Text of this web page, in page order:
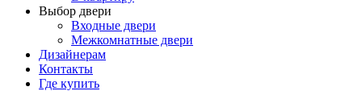
Выбор двери
Входные двери
Межкомнатные двери
Дизайнерам
Контакты
Где купить